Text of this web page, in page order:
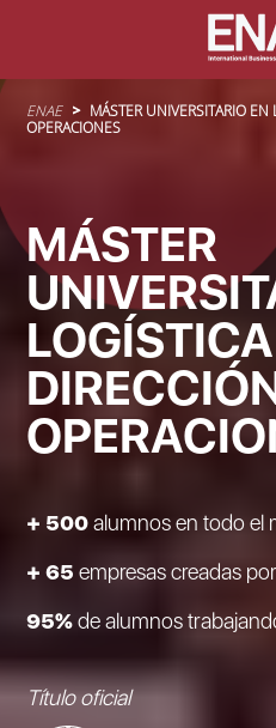
Sobrescribir enlaces de ayuda a la navegación
ENAE
MÁSTER UNIVERSITARIO EN
OPERACIONES
MÁSTER
+ 500alumnos en todo el
+ 65empresas creadas
95%de alumnos
Título oficial